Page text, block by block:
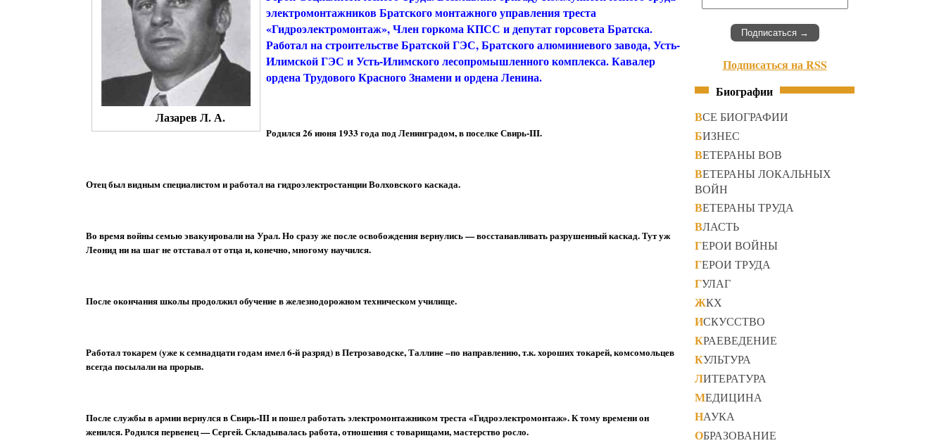
Лазарев Л. А.
электромонтажников Братского монтажного управления треста
«Гидроэлектромонтаж», Член горкома КПСС и депутат горсовета Братска.
Работал на строительстве Братской ГЭС, Братского алюминиевого завода, Усть-
Илимской ГЭС и Усть-Илимского лесопромышленного комплекса. Кавалер
ордена Трудового Красного Знамени и ордена Ленина.
Родился 26 июня 1933 года под Ленинградом, в поселке Свирь-III.
Отец был видным специалистом и работал на гидроэлектростанции Волховского каскада.
Во время войны семью эвакуировали на Урал. Но сразу же после освобождения вернулись — восстанавливать разрушенный каскад. Тут уж
Леонид ни на шаг не отставал от отца и, конечно, многому научился.
После окончания школы продолжил обучение в железнодорожном техническом училище.
Работал токарем (уже к семнадцати годам имел 6-й разряд) в Петрозаводске, Таллине –по направлению, т.к. хороших токарей, комсомольцев
всегда посылали на прорыв.
После службы в армии вернулся в Свирь-III и пошел работать электромонтажником треста «Гидроэлектромонтаж». К тому времени он
женился. Родился первенец — Сергей. Складывалась работа, отношения с товарищами, мастерство росло.
Подписаться на RSS
Биографии
ВСЕ БИОГРАФИИ
БИЗНЕС
ВЕТЕРАНЫ ВОВ
ВЕТЕРАНЫ ЛОКАЛЬНЫХ
ВОЙН
ВЕТЕРАНЫ ТРУДА
ВЛАСТЬ
ГЕРОИ ВОЙНЫ
ГЕРОИ ТРУДА
ГУЛАГ
ЖКХ
ИСКУССТВО
КРАЕВЕДЕНИЕ
КУЛЬТУРА
ЛИТЕРАТУРА
МЕДИЦИНА
НАУКА
ОБРАЗОВАНИЕ